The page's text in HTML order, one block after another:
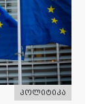
პოლიტიკა